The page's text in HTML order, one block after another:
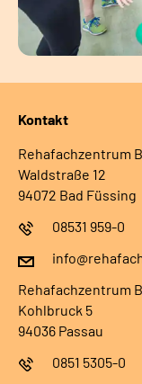
Kontakt
Rehafachzentrum
Waldstraße 12
94072 Bad Füssing
08531 959-0
Rehafachzentrum
Kohlbruck 5
94036 Passau
0851 5305-0